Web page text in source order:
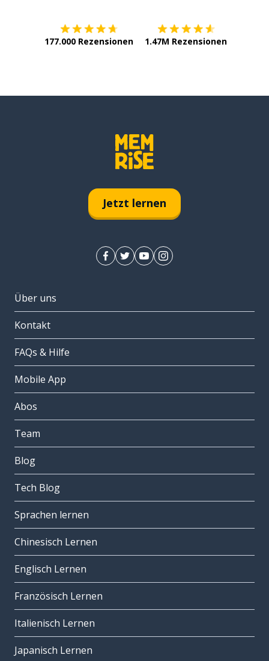
177.000 Rezensionen 1.47M Rezensionen
Jetzt lernen
Über uns
Kontakt
FAQs & Hilfe
Mobile App
Abos
Team
Blog
Tech Blog
Sprachen lernen
Chinesisch Lernen
Englisch Lernen
Französisch Lernen
Italienisch Lernen
Japanisch Lernen